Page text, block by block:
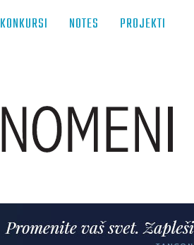
KONKURSI NOTES PROJEKTI